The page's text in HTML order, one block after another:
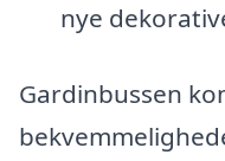
nye
Gardinbussen